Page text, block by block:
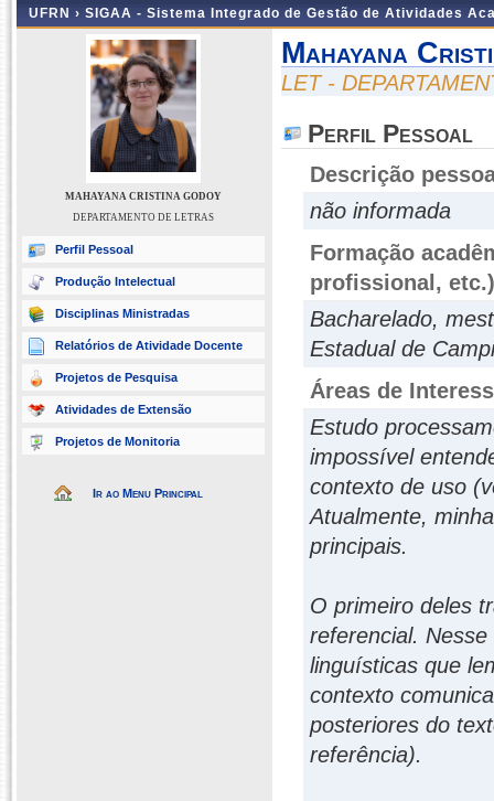
UFRN › SIGAA - Sistema Integrado de Gestão de Atividades
MAHAYANA CRISTINA GODOY
DEPARTAMENTO DE LETRAS
Perfil Pessoal
Produção Intelectual
Disciplinas Ministradas
Relatórios de Atividade Docente
Projetos de Pesquisa
Atividades de Extensão
Projetos de Monitoria
Ir ao Menu Principal
Mahayana
LET -
Perfil Pessoal
Descrição
não informada
Formação
profissional, etc.)
Bacharelado,
Estadual de
Áreas de
Estudo
impossível
contexto de uso
Atualmente,
principais.
O primeiro deles
referencial.
linguísticas que
contexto
posteriores do
referência).